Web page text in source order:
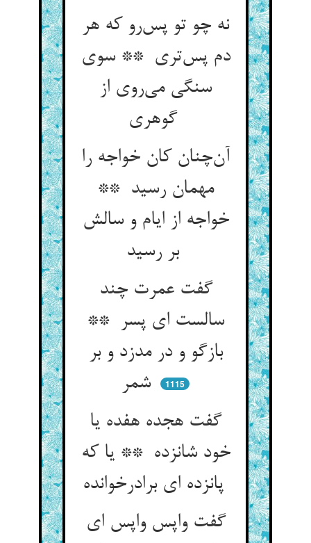
نه چو تو پس‌رو که هر
دم پس‌تری ** سوی
سنگی می‌روی از
گوهری
آن‌چنان کان خواجه را
مهمان رسید **
خواجه از ایام و سالش
بر رسید
گفت عمرت چند
سالست ای پسر **
بازگو و در مدزد و بر
شمر
1115
گفت هجده هفده یا
خود شانزده ** یا که
پانزده ای برادرخوانده
گفت واپس واپس ای